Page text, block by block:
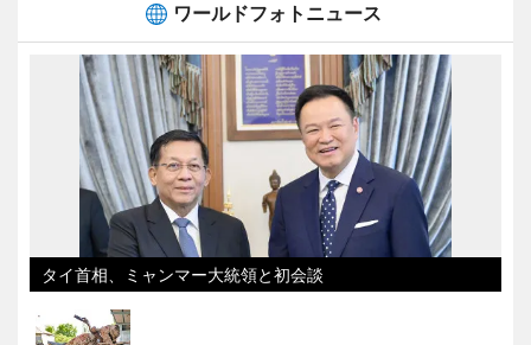
ワールドフォトニュース
タイ首相、ミャンマー大統領と初会談